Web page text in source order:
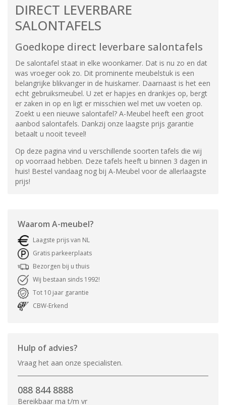
DIRECT LEVERBARE
SALONTAFELS
Goedkope direct leverbare salontafels
De salontafel staat in elke woonkamer. Dat is nu zo en dat
was vroeger ook zo. Dit prominente meubelstuk is een
belangrijke blikvanger in de huiskamer. Daarnaast is het een
echt gebruiksmeubel. U zet er hapjes en drankjes op, bergt
er zaken in op en ligt er misschien wel met uw voeten op.
Zoekt u een nieuwe salontafel? A-Meubel heeft een groot
aanbod salontafels. Dankzij onze laagste prijs garantie
betaalt u nooit teveel!
Op deze pagina vind u verschillende soorten tafels die wij
op voorraad hebben. Deze tafels heeft u binnen 3 dagen in
huis! Bestel vandaag nog bij A-Meubel voor de allerlaagste
prijs!
Waarom A-meubel?
Laagste prijs van NL
Gratis parkeerplaats
Bezorgen bij u thuis
Wij bestaan sinds 1992!
Tot 10 jaar garantie
CBW-Erkend
Hulp of advies?
Vraag het aan onze specialisten.
088 844 8888
Bereikbaar ma t/m vr